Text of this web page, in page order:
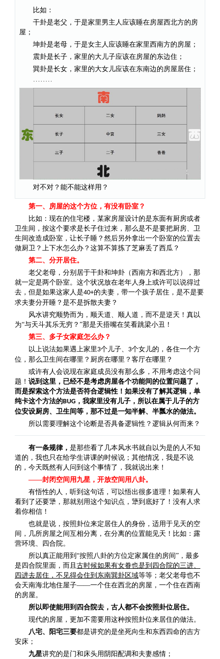
比如：
干卦是老父，于是家里男主人应该睡在房屋西北方的房
屋；
坤卦是老母，于是女主人应该睡在家里西南方的房屋；
震卦是长子，家里的大儿子应该在房屋的东边住；
巽卦是长女，家里的大女儿应该在东南边的房屋居住；
········
对不对 ？能不能这样用？
第一、房屋的这个方位，有没有卧室？
比如：现在的住宅楼，某家房屋设计的是东面有厨房或者
卫生间，按这个要求是长子住过来，那么是不是要把厨房、卫
生间改造成卧室，让长子睡？然后另外拿出一个卧室的位置去
做厨卫？上下水怎么办？这算不算拣了芝麻丢了西瓜？
第二、分开居住。
老父老母，分别居于干卦和坤卦（西南方和西北方），那
就一定是两个卧室。这个状况放在老年人身上或许可以说得过
去，但是如果这家人是40+的夫妻，带一个孩子居住，是不是要
求夫妻分开睡？是不是拆散夫妻？
风水讲究顺势而为，顺天道、顺人道，而不是逆天！真以
为“与天斗其乐无穷？”那是天捂嘴在笑看跳梁小丑！
第三、多子女家庭怎么办？
以上说法如果遇上家里 3个儿子、 3个女儿的，各住一个方
位，那么卫生间在哪里？厨房在哪里？客厅在哪里？
或许有人会说现在家庭成员没有那么多，不用考虑这个问
题！ 说到这里，已经不是考虑房屋各个功能间的位置问题了，
而是探索这个方法是否符合逻辑性！如果没有了解其逻辑，单
纯卡这个方法的BUG ，我家里没有儿子，所以在属于儿子的方
位安设厨房、卫生间等，那不过是一知半解、半瓢水的做法。
所以需要理解这个论断是否具备逻辑性？逻辑从何而来？
有一条规律， 是那些看了几本风水书就自以为是的人不知
道的，我也只在给学生讲课的时候说；其他情况，我是不说
的，今天既然有人问到这个事情了，我就说出来！
——封闭空间用九星，开放空间用八卦。
有悟性的人，听到这句话，可以悟出很多道理！如果有人
看到了还要犟，那就别用这个知识点，犟到底好了！没有人求
着你相信！
也就是说，按照卦位来定居住人的身份，适用于见天的空
间，几所房屋之间互相分离，在分离的位置能见天！比如：露
营环境、四合院。
所以真正能用到“按照八卦的方位定家属住的房间”，最多
是四合院里面，而且 古时候如果有女眷也是到四合院的三进、
四进去居住，不见得会住到东南巽卦区域等等；老父老母也不
会天南海北地住屋子——一个住在西北的房屋，一个住在西南
的房屋。
所以即使能用到四合院去，古人都不会按照卦位居住。
现代的房屋，更加不需要用这种按照卦位来居住的做法。
八宅、阳宅三要都是讲究的是坐死向生和东西四命的吉方
安床；
九星讲究的是门和床头用阴阳配调和夫妻感情；